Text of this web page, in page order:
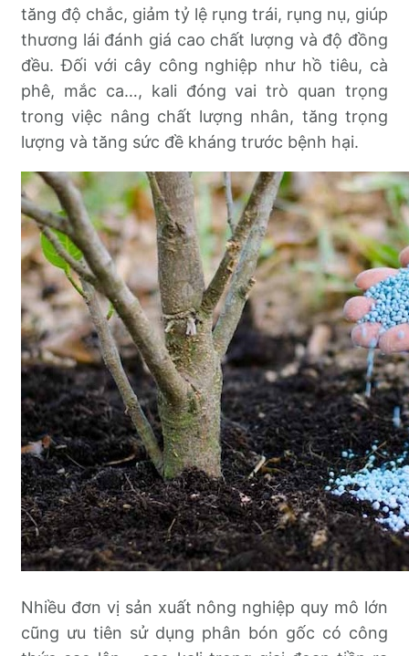
tăng độ chắc, giảm tỷ lệ rụng trái, rụng nụ, giúp
thương lái đánh giá cao chất lượng và độ đồng
đều. Đối với cây công nghiệp như hồ tiêu, cà
phê, mắc ca…, kali đóng vai trò quan trọng
trong việc nâng chất lượng nhân, tăng trọng
lượng và tăng sức đề kháng trước bệnh hại.
Nhiều đơn vị sản xuất nông nghiệp quy mô lớn
cũng ưu tiên sử dụng phân bón gốc có công